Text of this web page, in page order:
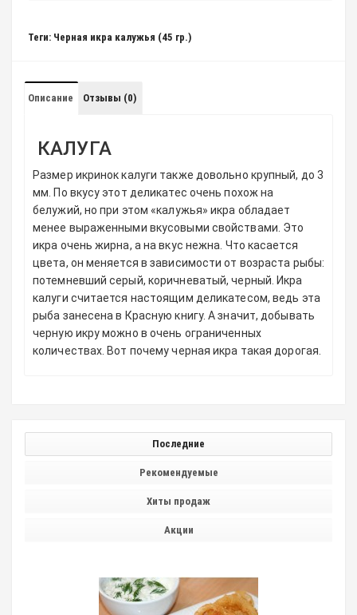
Теги: Черная икра калужья (45 гр.)
Описание Отзывы (0)
КАЛУГА
Размер икринок калуги также довольно крупный, до 3
мм. По вкусу этот деликатес очень похож на
белужий, но при этом «калужья» икра обладает
менее выраженными вкусовыми свойствами. Это
икра очень жирна, а на вкус нежна. Что касается
цвета, он меняется в зависимости от возраста рыбы:
потемневший серый, коричневатый, черный. Икра
калуги считается настоящим деликатесом, ведь эта
рыба занесена в Красную книгу. А значит, добывать
черную икру можно в очень ограниченных
количествах. Вот почему черная икра такая дорогая.
Последние
Рекомендуемые
Хиты продаж
Акции